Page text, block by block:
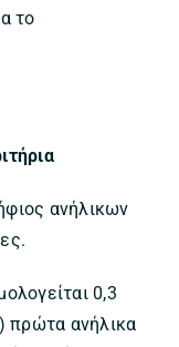
το
ανήλικων
0,3
πρώτα ανήλικα